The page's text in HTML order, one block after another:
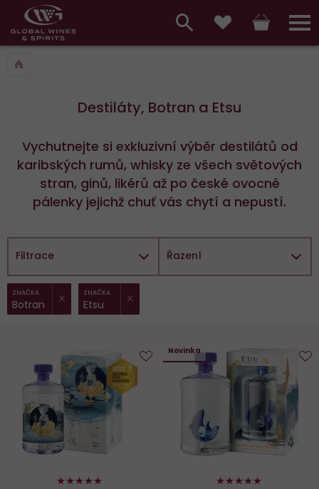
Hlavní
menu,
košík,
vyhledávání,Destiláty, Botran a Etsu
Vychutnejte si exkluzivní výběr destilátů od
karibských rumů, whisky ze všech světových
stran, ginů, likérů až po české ovocné
pálenky jejichž chuť vás chytí a nepustí.
Filtrace
Vybrané
filtry:
ZNAČKA
Botran
ZNAČKA
Etsu
Řazení
100%
Novinka
100%